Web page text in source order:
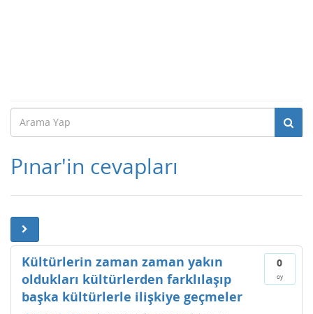
Pınar'in cevapları
0
oy
Kültürlerin zaman zaman yakın
oldukları kültürlerden farklılaşıp
başka kültürlerle ilişkiye geçmeler